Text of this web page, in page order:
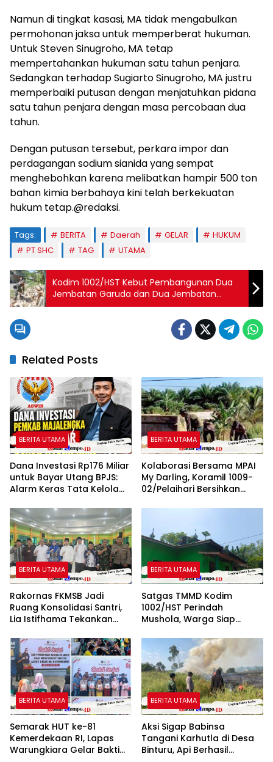
Namun di tingkat kasasi, MA tidak mengabulkan
permohonan jaksa untuk memperberat hukuman.
Untuk Steven Sinugroho, MA tetap
mempertahankan hukuman satu tahun penjara.
Sedangkan terhadap Sugiarto Sinugroho, MA justru
memperbaiki putusan dengan menjatuhkan pidana
satu tahun penjara dengan masa percobaan dua
tahun.
Dengan putusan tersebut, perkara impor dan
perdagangan sodium sianida yang sempat
menghebohkan karena melibatkan hampir 500 ton
bahan kimia berbahaya kini telah berkekuatan
hukum tetap.@redaksi.
Tags: BERITA Daerah GELAR
HUKUM
PT SHC
TAG UTAMA
Kodim 1002/HST Kebut Pembangunan Dua
Jembatan Garuda dan Dua Jembatan
Armco
Related Posts
BERITA UTAMA
Dana Investasi Rp176 Miliar
untuk Bayar Utang BPJS:
Alarm Keras Tata Kelola
Majalengka Oleh: Aceng
Syamsul Hadie (ASH)
BERITA UTAMA
Kolaborasi Bersama MPAI
My Darling, Koramil 1009-
02/Pelaihari Bersihkan
Atu-Atu
BERITA UTAMA
Rakornas FKMSB Jadi
Ruang Konsolidasi Santri,
Lia Istifhama Tekankan
Muda
BERITA UTAMA
Satgas TMMD Kodim
1002/HST Perindah
Mushola, Warga Siap
Lebih Nyaman
BERITA UTAMA
Semarak HUT ke-81
Kemerdekaan RI, Lapas
Warungkiara Gelar Bakti
BERITA UTAMA
Aksi Sigap Babinsa
Tangani Karhutla di Desa
Binturu, Api Berhasil